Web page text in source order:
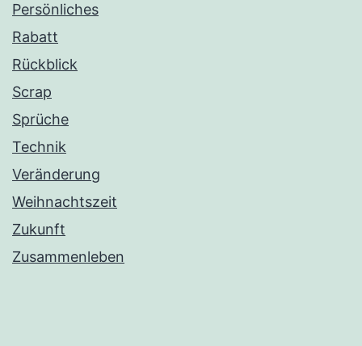
Persönliches
Rabatt
Rückblick
Scrap
Sprüche
Technik
Veränderung
Weihnachtszeit
Zukunft
Zusammenleben